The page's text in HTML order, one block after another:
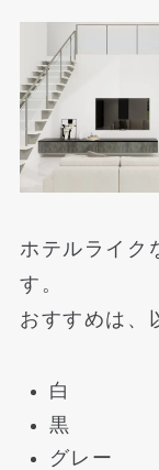
ホテルライク
す。
おすすめは、
白
黒
グレー